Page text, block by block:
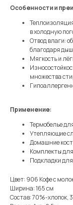
Особенности и
в холодную
Отвод влаги:
благодаря
Мягкость и
множества
Применение:
Термобелье
Утепляющие
Домашние
Комплекты
Подкладки
Цвет: 906 Кофе с
Ширина: 165 см
Состав: 70%-хлопок,